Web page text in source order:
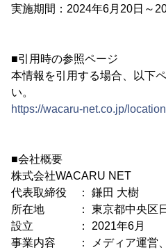
実施期間：2024年6月20日～
■引用時の参照ページ
本情報を引用する場合、以下
い。
https://wacaru-net.co.jp/
■会社概要
株式会社WACARU NET
代表取締役 ： 鎌田 大樹
所在地 ： 東京都中央区日
設立 ： 2021年6月
事業内容 ： メディア運営